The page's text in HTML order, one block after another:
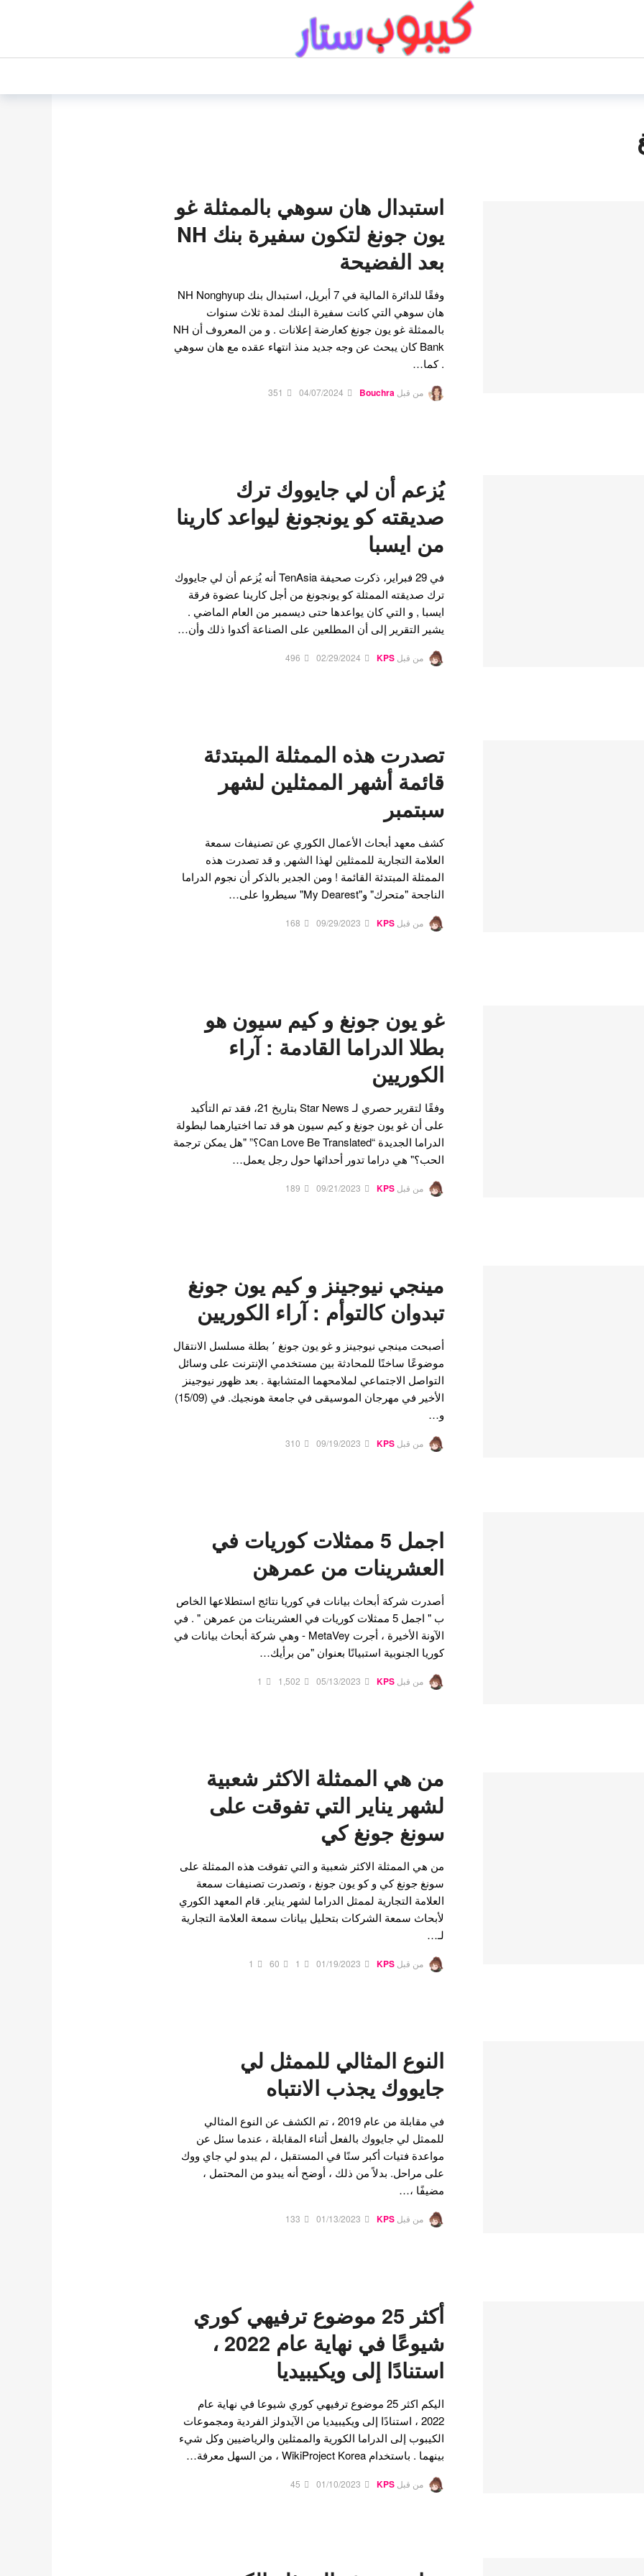
استبدال هان سوهي بالممثلة غو
يون جونغ لتكون سفيرة بنك NH
بعد الفضيحة
وفقًا للدائرة المالية في 7 أبريل، استبدال بنك NH Nonghyup
هان سوهي التي كانت سفيرة البنك لمدة ثلاث سنوات
بالممثلة غو يون جونغ كعارضة إعلانات . و من المعروف أن NH
Bank كان يبحث عن وجه جديد منذ انتهاء عقده مع هان سوهي
. كما…
من قبل Bouchra
04/07/2024
351
يُزعم أن لي جايووك ترك
صديقته كو يونجونغ ليواعد كارينا
من ايسبا
في 29 فبراير، ذكرت صحيفة TenAsia أنه يُزعم أن لي جايووك
ترك صديقته الممثلة كو يونجونغ من أجل كارينا عضوة فرقة
ايسبا , و التي كان يواعدها حتى ديسمبر من العام الماضي .
يشير التقرير إلى أن المطلعين على الصناعة أكدوا ذلك وأن…
من قبل KPS
02/29/2024
496
تصدرت هذه الممثلة المبتدئة
قائمة أشهر الممثلين لشهر
سبتمبر
كشف معهد أبحاث الأعمال الكوري عن تصنيفات سمعة
العلامة التجارية للممثلين لهذا الشهر, و قد تصدرت هذه
الممثلة المبتدئة القائمة ! ومن الجدير بالذكر أن نجوم الدراما
الناجحة "متحرك" و"My Dearest" سيطروا على…
من قبل KPS
09/29/2023
168
غو يون جونغ و كيم سيون هو
بطلا الدراما القادمة : آراء
الكوريين
وفقًا لتقرير حصري لـ Star News بتاريخ 21، فقد تم التأكيد
على أن غو يون جونغ و كيم سيون هو قد تما اختيارهما لبطولة
الدراما الجديدة “Can Love Be Translated؟” "هل يمكن ترجمة
الحب؟" هي دراما تدور أحداثها حول رجل يعمل…
من قبل KPS
09/21/2023
189
مينجي نيوجينز و كيم يون جونغ
تبدوان كالتوأم : آراء الكوريين
أصبحت مينجي نيوجينز و غو يون جونغ ٬ بطلة مسلسل الانتقال
موضوعًا ساخنًا للمحادثة بين مستخدمي الإنترنت على وسائل
التواصل الاجتماعي لملامحهما المتشابهة . بعد ظهور نيوجينز
الأخير في مهرجان الموسيقى في جامعة هونجيك. في (15/09)
و…
من قبل KPS
09/19/2023
310
اجمل 5 ممثلات كوريات في
العشرينات من عمرهن
أصدرت شركة أبحاث بيانات في كوريا نتائج استطلاعها الخاص
ب " اجمل 5 ممثلات كوريات في العشرينات من عمرهن " . في
الآونة الأخيرة ، أجرت MetaVey - وهي شركة أبحاث بيانات في
كوريا الجنوبية استبيانًا بعنوان "من برأيك…
من قبل KPS
05/13/2023
1,502
1
من هي الممثلة الاكثر شعبية
لشهر يناير التي تفوقت على
سونغ جونغ كي
من هي الممثلة الاكثر شعبية و التي تفوقت هذه الممثلة على
سونغ جونغ كي و كو يون جونغ ، وتصدرت تصنيفات سمعة
العلامة التجارية لممثل الدراما لشهر يناير. قام المعهد الكوري
لأبحاث سمعة الشركات بتحليل بيانات سمعة العلامة التجارية
لـ…
من قبل KPS
01/19/2023
1
60
1
النوع المثالي للممثل لي
جايووك يجذب الانتباه
في مقابلة من عام 2019 ، تم الكشف عن النوع المثالي
للممثل لي جايووك بالفعل أثناء المقابلة ، عندما سئل عن
مواعدة فتيات أكبر سنًا في المستقبل ، لم يبدو لي جاي ووك
على مراحل. بدلاً من ذلك ، أوضح أنه يبدو من المحتمل ،
مضيفًا ،…
من قبل KPS
01/13/2023
133
أكثر 25 موضوع ترفيهي كوري
شيوعًا في نهاية عام 2022 ،
استنادًا إلى ويكيبيديا
اليكم اكثر 25 موضوع ترفيهي كوري شيوعا في نهاية عام
2022 ، استنادًا إلى ويكيبيديا من الآيدولز الفردية ومجموعات
الكيبوب إلى الدراما الكورية والممثلين والرياضيين وكل شيء
بينهما . باستخدام WikiProject Korea ، من السهل معرفة…
من قبل KPS
01/10/2023
45